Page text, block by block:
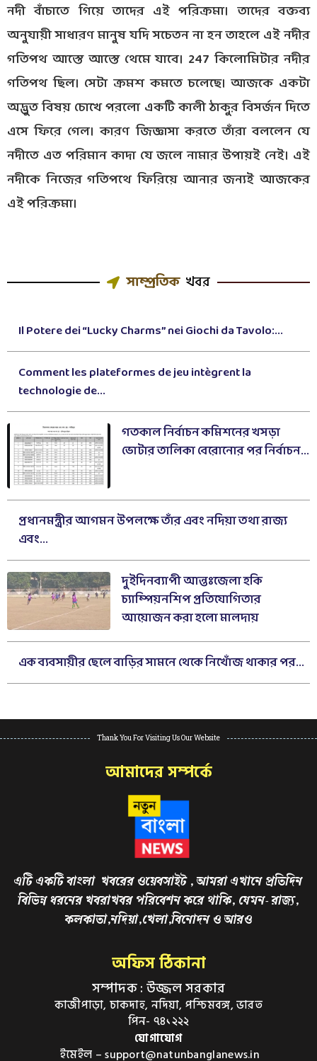
নদী বাঁচাতে গিয়ে তাদের এই পরিক্রমা। তাদের বক্তব্য
অনুযায়ী সাধারণ মানুষ যদি সচেতন না হন তাহলে এই নদীর
গতিপথ আস্তে আস্তে থেমে যাবে। 247 কিলোমিটার নদীর
গতিপথ ছিল। সেটা ক্রমশ কমতে চলেছে। আজকে একটা
অদ্ভুত বিষয় চোখে পরলো একটি কালী ঠাকুর বিসর্জন দিতে
এসে ফিরে গেল। কারণ জিজ্ঞাসা করতে তাঁরা বললেন যে
নদীতে এত পরিমান কাদা যে জলে নামার উপায়ই নেই। এই
নদীকে নিজের গতিপথে ফিরিয়ে আনার জন্যই আজকের
এই পরিক্রমা।
সাম্প্রতিক খবর
Il Potere dei “Lucky Charms” nei Giochi da Tavolo:...
Comment les plateformes de jeu intègrent la
technologie de...
গতকাল নির্বাচন কমিশনের খসড়া
ভোটার তালিকা বেরোনোর পর নির্বাচন...
প্রধানমন্ত্রীর আগমন উপলক্ষে তাঁর এবং নদিয়া তথা রাজ্য
এবং...
দুইদিনব্যাপী আন্তঃজেলা হকি
চ্যাম্পিয়নশিপ প্রতিযোগিতার
আয়োজন করা হলো মালদায়
এক ব্যবসায়ীর ছেলে বাড়ির সামনে থেকে নিখোঁজ থাকার পর...
Thank You For Visiting Us Our Website
আমাদের সম্পর্কে
এটি একটি বাংলা খবরের ওয়েবসাইট , আমরা এখানে প্রতিদিন
বিভিন্ন ধরনের খবরাখবর পরিবেশন করে থাকি, যেমন- রাজ্য,
কলকাতা,নদিয়া,খেলা,বিনোদন ও আরও
অফিস ঠিকানা
সম্পাদক : উজ্জল সরকার
কাজীপাড়া, চাকদাহ, নদিয়া, পশ্চিমবঙ্গ, ভারত
পিন- ৭৪১২২২
যোগাযোগ
ইমেইল – support@natunbanglanews.in